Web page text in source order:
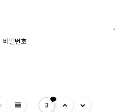
비밀번호
view_headline 3